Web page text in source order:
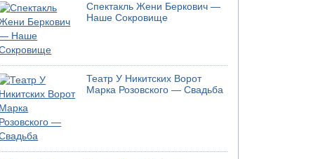
Спектакль Жени Беркович —
Наше Сокровище
Театр У Никитских Ворот
Марка Розовского — Свадьба